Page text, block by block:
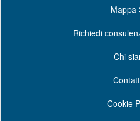
Mappa
Richiedi
Chi
Cookie